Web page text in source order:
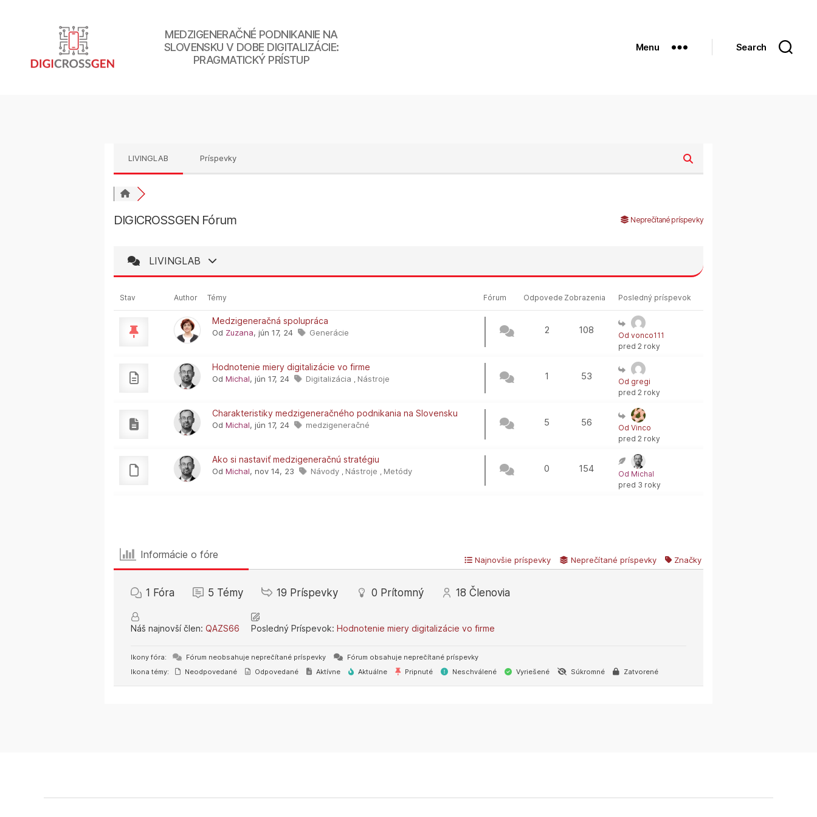
MEDZIGENERAČNÉ PODNIKANIE NA
SLOVENSKU V DOBE DIGITALIZÁCIE:
PRAGMATICKÝ PRÍSTUP
Menu Search
LIVINGLAB Príspevky
DIGICROSSGEN Fórum Neprečítané príspevky
LIVINGLAB
Stav Author Témy Fórum Odpovede Zobrazenia Posledný príspevok
Medzigeneračná spolupráca
Od Zuzana, jún 17, 24 Generácie 2 108
Od vonco111
pred 2 roky
Hodnotenie miery digitalizácie vo firme
Od Michal, jún 17, 24 Digitalizácia , Nástroje 1 53
Od gregi
pred 2 roky
Charakteristiky medzigeneračného podnikania na Slovensku
Od Michal, jún 17, 24 medzigeneračné 5 56
Od Vinco
pred 2 roky
Ako si nastaviť medzigeneračnú stratégiu
Od Michal, nov 14, 23 Návody , Nástroje , Metódy 0 154
Od Michal
pred 3 roky
Informácie o fóre Najnovšie príspevky Neprečítané príspevky Značky
1 Fóra 5 Témy 19 Príspevky 0 Prítomný 18 Členovia
Náš najnovší člen: QAZS66 Posledný Príspevok: Hodnotenie miery digitalizácie vo firme
Ikony fóra: Fórum neobsahuje neprečítané príspevky
Fórum obsahuje neprečítané príspevky
Ikona témy:
Neodpovedané Odpovedané Aktívne Aktuálne Pripnuté Neschválené Vyriešené Súkromné Zatvorené